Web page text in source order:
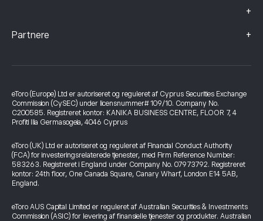
+
Partnere +
eToro (Europe) Ltd er autoriseret og reguleret af Cyprus Securities Exchange
Commission (CySEC) under licensnummer# 109/10. Company No.
C200585. Registreret kontor: KANIKA BUSINESS CENTRE, FLOOR 7, 4
Profiti Ilia Germasogeia, 4046 Cyprus
eToro (UK) Ltd er autoriseret og reguleret af Financial Conduct Authority
(FCA) for investeringsrelaterede tjenester, med Firm Reference Number:
583263. Registreret i England under Company No. 07973792. Registreret
kontor: 24th floor, One Canada Square, Canary Wharf, London E14 5AB,
England.
eToro AUS Capital Limited er reguleret af Australian Securities & Investments
Commission (ASIC) for levering af finansielle tjenester og produkter. Australian